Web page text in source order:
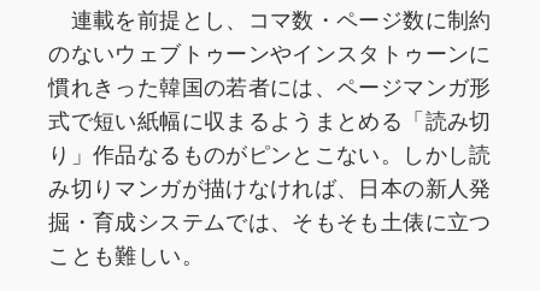
連載を前提とし、コマ数・ページ数に制約
のないウェブトゥーンやインスタトゥーンに
慣れきった韓国の若者には、ページマンガ形
式で短い紙幅に収まるようまとめる「読み切
り」作品なるものがピンとこない。しかし読
み切りマンガが描けなければ、日本の新人発
掘・育成システムでは、そもそも土俵に立つ
ことも難しい。